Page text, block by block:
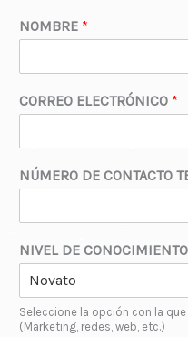
NOMBRE *
CORREO ELECTRÓNICO *
NÚMERO DE CONTACTO
NIVEL DE
Seleccione la opción con la
(Marketing, redes, web, etc.)